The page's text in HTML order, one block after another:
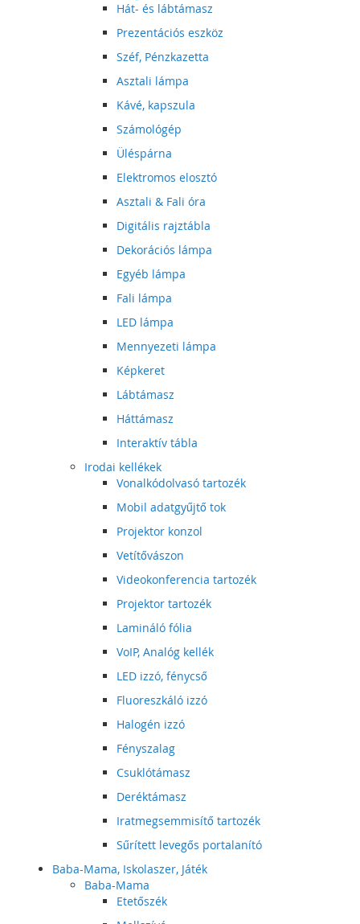
Hát- és lábtámasz
Prezentációs eszköz
Széf, Pénzkazetta
Asztali lámpa
Kávé, kapszula
Számológép
Üléspárna
Elektromos elosztó
Asztali & Fali óra
Digitális rajztábla
Dekorációs lámpa
Egyéb lámpa
Fali lámpa
LED lámpa
Mennyezeti lámpa
Képkeret
Lábtámasz
Háttámasz
Interaktív tábla
Irodai kellékek
Vonalkódolvasó tartozék
Mobil adatgyűjtő tok
Projektor konzol
Vetítővászon
Videokonferencia tartozék
Projektor tartozék
Lamináló fólia
VoIP, Analóg kellék
LED izzó, fénycső
Fluoreszkáló izzó
Halogén izzó
Fényszalag
Csuklótámasz
Deréktámasz
Iratmegsemmisítő tartozék
Sűrített levegős portalanító
Baba-Mama, Iskolaszer, Játék
Baba-Mama
Etetőszék